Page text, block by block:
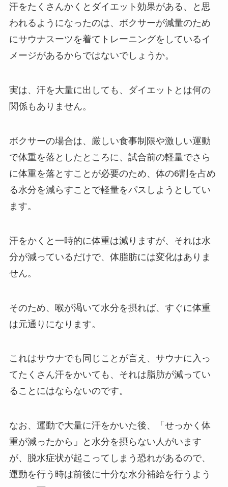
汗をたくさんかくとダイエット効果がある、と思
われるようになったのは、ボクサーが減量のため
にサウナスーツを着てトレーニングをしているイ
メージがあるからではないでしょうか。
実は、汗を大量に出しても、ダイエットとは何の
関係もありません。
ボクサーの場合は、厳しい食事制限や激しい運動
で体重を落としたところに、試合前の軽量でさら
に体重を落とすことが必要のため、体の6割を占め
る水分を減らすことで軽量をパスしようとしてい
ます。
汗をかくと一時的に体重は減りますが、それは水
分が減っているだけで、体脂肪には変化はありま
せん。
そのため、喉が渇いて水分を摂れば、すぐに体重
は元通りになります。
これはサウナでも同じことが言え、サウナに入っ
てたくさん汗をかいても、それは脂肪が減ってい
ることにはならないのです。
なお、運動で大量に汗をかいた後、「せっかく体
重が減ったから」と水分を摂らない人がいます
が、脱水症状が起こってしまう恐れがあるので、
運動を行う時は前後に十分な水分補給を行うよう